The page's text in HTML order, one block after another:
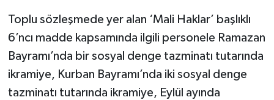
Toplu sözleşmede yer alan ‘Mali Haklar’ başlıklı
6’ncı madde kapsamında ilgili personele Ramazan
Bayramı’nda bir sosyal denge tazminatı tutarında
ikramiye, Kurban Bayramı’nda iki sosyal denge
tazminatı tutarında ikramiye, Eylül ayında